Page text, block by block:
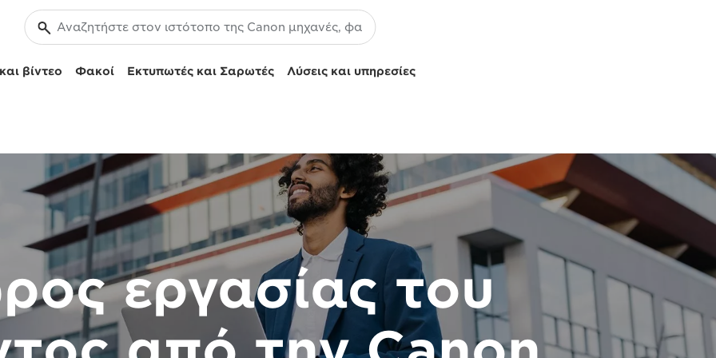
βίντεο Φακοί Εκτυπωτές και Σαρωτές Λύσεις και υπηρεσίες
εργασίας του